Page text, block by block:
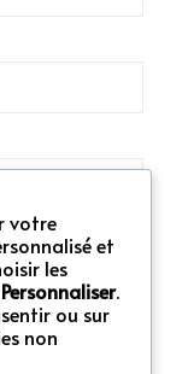
site dans le
votre
et
les
Personnaliser.
ou sur
non